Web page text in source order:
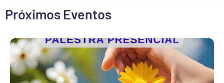
Próximos Eventos